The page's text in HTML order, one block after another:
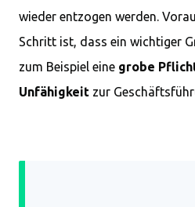
wieder entzogen werden.
Schritt ist, dass ein wichtiger
zum Beispiel eine grobe
Unfähigkeit zur